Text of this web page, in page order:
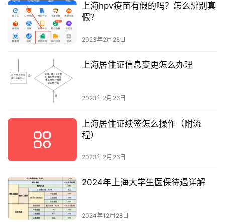
上海hpv疫苗有假的吗？怎么辨别真
假？
2023年2月28日
上海居住证信息变更怎么办理
2023年2月26日
上海居住证续签怎么操作（附流
程）
2023年2月26日
2024年上海大学生医保待遇详解
2024年12月28日